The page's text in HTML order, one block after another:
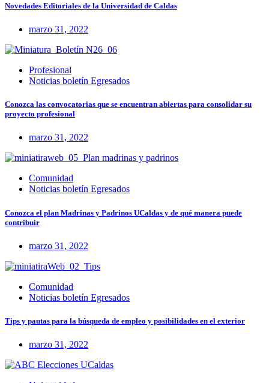
Novedades Editoriales de la Universidad de Caldas
marzo 31, 2022
Profesional
Noticias boletín Egresados
Conozca las convocatorias que se encuentran abiertas para consolidar su
proyecto profesional
marzo 31, 2022
Comunidad
Noticias boletín Egresados
Conozca el plan Madrinas y Padrinos UCaldas y de qué manera puede
contribuir
marzo 31, 2022
Comunidad
Noticias boletín Egresados
Tips y pautas para la búsqueda de empleo y posibilidades en el exterior
marzo 31, 2022